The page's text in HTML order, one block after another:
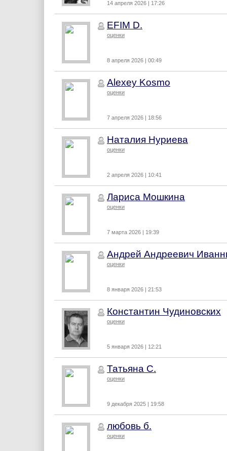
14 апреля 2026 | 17:26
EFIM D.
оценки
8 апреля 2026 | 00:49
Alexey Kosmo
оценки
7 апреля 2026 | 18:56
Наталия Нуриева
оценки
2 апреля 2026 | 10:41
Лариса Мошкина
оценки
7 марта 2026 | 19:39
Андрей Андреевич
оценки
8 января 2026 | 21:53
Константин Чудиновских
оценки
5 января 2026 | 12:21
Татьяна С.
оценки
9 декабря 2025 | 19:58
любовь б.
оценки